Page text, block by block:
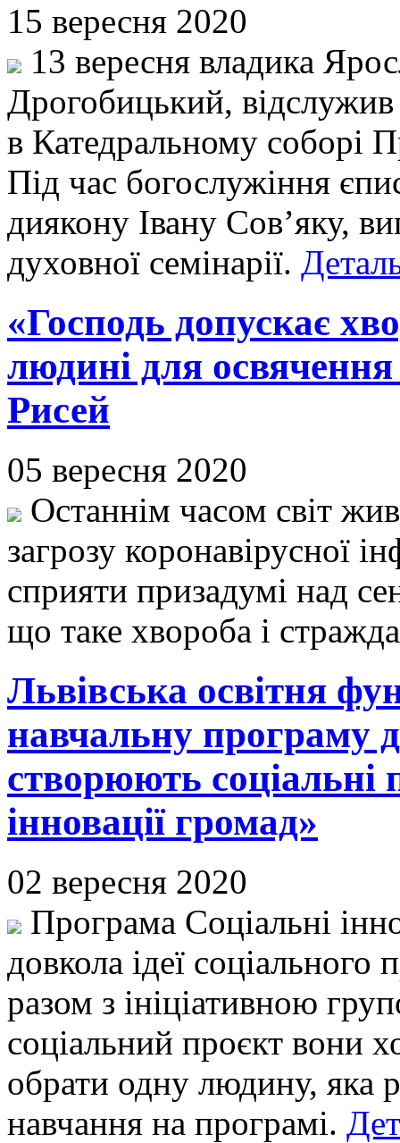
15 вересня 2020
13 вересня владика
Дрогобицький,
в Катедральному соборі
Під час богослужіння
диякону Івану Сов’яку,
духовної семінарії.
«Господь допускає
людині для
Рисей
05 вересня 2020
Останнім часом світ
загрозу коронавірусної
сприяти призадумі над
що таке хвороба і
Львівська освітня
навчальну програму
створюють соціальні
інновації громад»
02 вересня 2020
Програма Соціальні
довкола ідеї
разом з ініціативною
соціальний проєкт вони
обрати одну людину, яка
навчання на програмі.